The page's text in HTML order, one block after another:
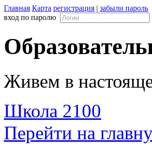
Главная Карта регистрация | забыли пароль
вход по паролю
Живем в
Школа 2100
Перейти на